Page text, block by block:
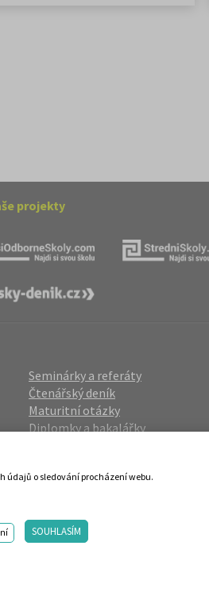
projekty
Seminárky a referáty
Čtenářský deník
Maturitní otázky
Diplomky a bakalářky
Přijímací zkoušky
údajů o sledování procházení webu.
SOUHLASÍM